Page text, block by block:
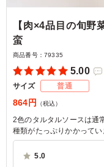
【肉×4品目の旬野
蛮
商品番号： 79335
5.00
サイズ 普通
864円 （税込）
2色のタルタルソースは通
種類がたっぷりかかって
お肉をお楽しみいただけま
5.0